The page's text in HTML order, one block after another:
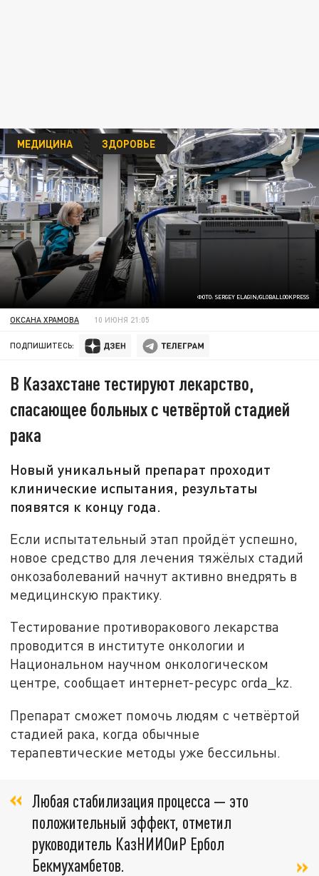
ФОТО: SERGEY ELAGIN/GLOBALLOOKPRESS
МЕДИЦИНА ЗДОРОВЬЕ
ОКСАНА ХРАМОВА 10 ИЮНЯ 21:05
ПОДПИШИТЕСЬ:
В Казахстане тестируют лекарство,
спасающее больных с четвёртой стадией
рака
Новый уникальный препарат проходит
клинические испытания, результаты
появятся к концу года.
Если испытательный этап пройдёт успешно,
новое средство для лечения тяжёлых стадий
онкозаболеваний начнут активно внедрять в
медицинскую практику.
Тестирование противоракового лекарства
проводится в институте онкологии и
Национальном научном онкологическом
центре, сообщает интернет-ресурс orda_kz.
Препарат сможет помочь людям с четвёртой
стадией рака, когда обычные
терапевтические методы уже бессильны.
Любая стабилизация процесса — это
положительный эффект, отметил
руководитель КазНИИОиР Ербол
Бекмухамбетов.